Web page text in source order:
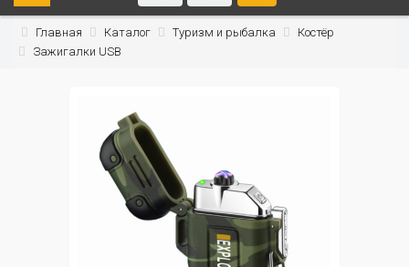
Главная Каталог Туризм и рыбалка
Костёр
Зажигалки USB